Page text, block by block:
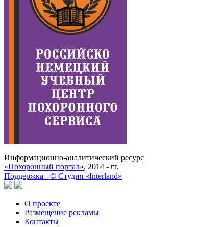
Информационно-аналитический ресурс
«Похоронный портал», 2014 - гг.
Поддержка - © Cтудия «Interland»
О проекте
Размещение рекламы
Контакты